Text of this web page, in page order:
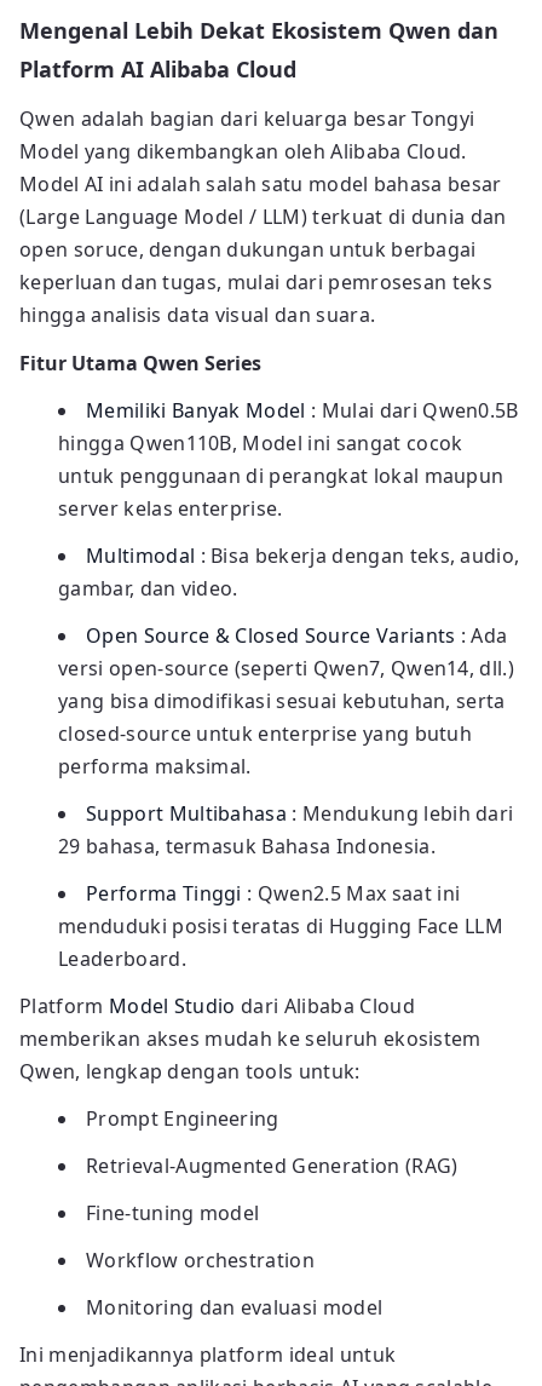
Mengenal Lebih Dekat Ekosistem Qwen dan
Platform AI Alibaba Cloud
Qwen adalah bagian dari keluarga besar Tongyi
Model yang dikembangkan oleh Alibaba Cloud.
Model AI ini adalah salah satu model bahasa besar
(Large Language Model / LLM) terkuat di dunia dan
open soruce, dengan dukungan untuk berbagai
keperluan dan tugas, mulai dari pemrosesan teks
hingga analisis data visual dan suara.
Fitur Utama Qwen Series
Memiliki Banyak Model : Mulai dari Qwen0.5B
hingga Qwen110B, Model ini sangat cocok
untuk penggunaan di perangkat lokal maupun
server kelas enterprise.
Multimodal : Bisa bekerja dengan teks, audio,
gambar, dan video.
Open Source & Closed Source Variants : Ada
versi open-source (seperti Qwen7, Qwen14, dll.)
yang bisa dimodifikasi sesuai kebutuhan, serta
closed-source untuk enterprise yang butuh
performa maksimal.
Support Multibahasa : Mendukung lebih dari
29 bahasa, termasuk Bahasa Indonesia.
Performa Tinggi : Qwen2.5 Max saat ini
menduduki posisi teratas di Hugging Face LLM
Leaderboard.
Platform Model Studiodari Alibaba Cloud
memberikan akses mudah ke seluruh ekosistem
Qwen, lengkap dengan tools untuk:
Prompt Engineering
Retrieval-Augmented Generation (RAG)
Fine-tuning model
Workflow orchestration
Monitoring dan evaluasi model
Ini menjadikannya platform ideal untuk